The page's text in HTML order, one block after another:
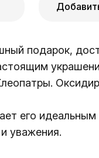
подарок,
его
уважения.